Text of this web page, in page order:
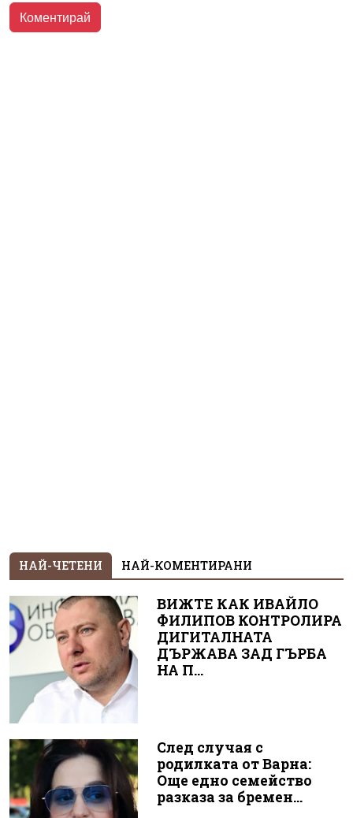
НАЙ-ЧЕТЕНИ НАЙ-КОМЕНТИРАНИ
ВИЖТЕ КАК ИВАЙЛО
ФИЛИПОВ КОНТРОЛИРА
ДИГИТАЛНАТА
ДЪРЖАВА ЗАД ГЪРБА
НА П...
След случая с
родилката от Варна:
Още едно семейство
разказа за бремен...